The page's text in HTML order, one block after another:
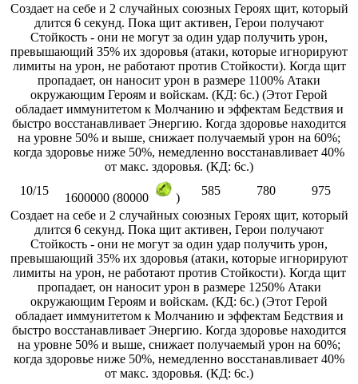
Создает на себе и 2 случайных союзных Героях щит, который
длится 6 секунд. Пока щит активен, Герои получают
Стойкость - они не могут за один удар получить урон,
превышающий 35% их здоровья (атаки, которые игнорируют
лимиты на урон, не работают против Стойкости). Когда щит
пропадает, он наносит урон в размере 1100% Атаки
окружающим Героям и войскам. (КД: 6с.) (Этот Герой
обладает иммунитетом к Молчанию и эффектам Бедствия и
быстро восстанавливает Энергию. Когда здоровье находится
на уровне 50% и выше, снижает получаемый урон на 60%;
когда здоровье ниже 50%, немедленно восстанавливает 40%
от макс. здоровья. (КД: 6с.)
10/15
1600000 (80000 )
585 780
975
Создает на себе и 2 случайных союзных Героях щит, который
длится 6 секунд. Пока щит активен, Герои получают
Стойкость - они не могут за один удар получить урон,
превышающий 35% их здоровья (атаки, которые игнорируют
лимиты на урон, не работают против Стойкости). Когда щит
пропадает, он наносит урон в размере 1250% Атаки
окружающим Героям и войскам. (КД: 6с.) (Этот Герой
обладает иммунитетом к Молчанию и эффектам Бедствия и
быстро восстанавливает Энергию. Когда здоровье находится
на уровне 50% и выше, снижает получаемый урон на 60%;
когда здоровье ниже 50%, немедленно восстанавливает 40%
от макс. здоровья. (КД: 6с.)